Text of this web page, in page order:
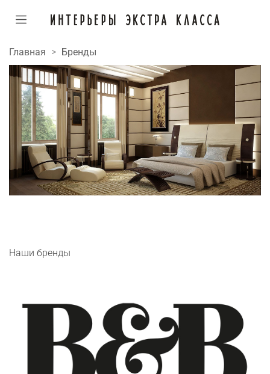
Главная Бренды
Наши бренды